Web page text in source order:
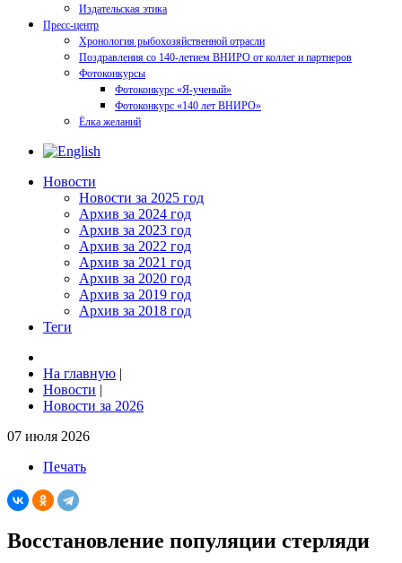
Издательская этика
Пресс-центр
Хронология рыбохозяйственной отрасли
Поздравления со 140-летием ВНИРО от коллег и партнеров
Фотоконкурсы
Фотоконкурс «Я-ученый»
Фотоконкурс «140 лет ВНИРО»
Ёлка желаний
Новости
Новости за 2025 год
Архив за 2024 год
Архив за 2023 год
Архив за 2022 год
Архив за 2021 год
Архив за 2020 год
Архив за 2019 год
Архив за 2018 год
Теги
На главную |
Новости |
Новости за 2026
07 июля 2026
Печать
Восстановление популяции стерляди